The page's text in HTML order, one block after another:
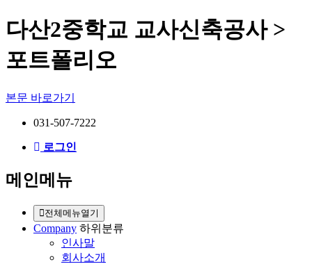
다산2중학교 교사신축공사 >
포트폴리오
본문 바로가기
031-507-7222
로그인
메인메뉴
전체메뉴열기
Company 하위분류
인사말
회사소개